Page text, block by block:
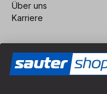
Über uns
Karriere